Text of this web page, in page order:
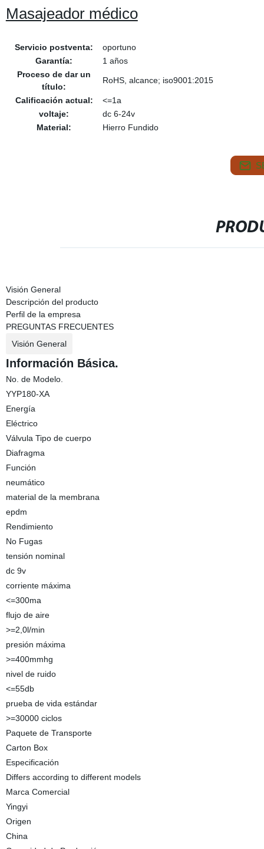
Masajeador médico
Servicio postventa:
oportuno
Garantía:
1 años
Proceso de dar un
título:
RoHS, alcance; iso9001:2015
Calificación actual:
<=1a
voltaje:
dc 6-24v
Material:
Hierro Fundido
Visión General
Descripción del producto
Perfil de la empresa
PREGUNTAS FRECUENTES
Visión General
Información Básica.
No. de Modelo.
YYP180-XA
Energía
Eléctrico
Válvula Tipo de cuerpo
Diafragma
Función
neumático
material de la membrana
epdm
Rendimiento
No Fugas
tensión nominal
dc 9v
corriente máxima
<=300ma
flujo de aire
>=2,0l/min
presión máxima
>=400mmhg
nivel de ruido
<=55db
prueba de vida estándar
>=30000 ciclos
Paquete de Transporte
Carton Box
Especificación
Differs according to different models
Marca Comercial
Yingyi
Origen
China